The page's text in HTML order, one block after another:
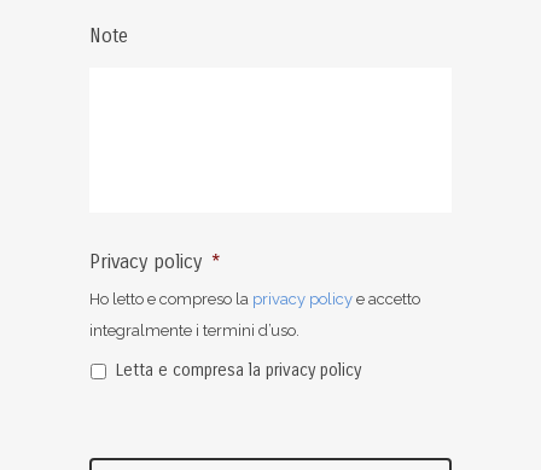
Note
Privacy policy *
Ho letto e compreso la privacy policy e accetto
integralmente i termini d’uso.
Letta e compresa la privacy policy